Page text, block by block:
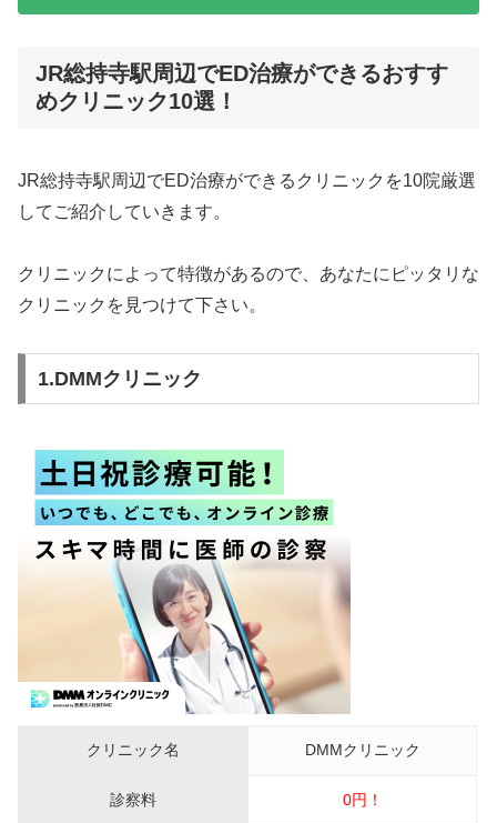
JR総持寺駅周辺でED治療ができるおすす
めクリニック10選！
JR総持寺駅周辺でED治療ができるクリニックを10院厳選
してご紹介していきます。
クリニックによって特徴があるので、あなたにピッタリな
クリニックを見つけて下さい。
1.DMMクリニック
クリニック名 DMMクリニック
診察料 0円！